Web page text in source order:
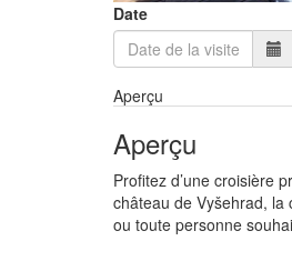
Date
Aperçu
Aperçu
Profitez d’une croisière
château de Vyšehrad, la
ou toute personne